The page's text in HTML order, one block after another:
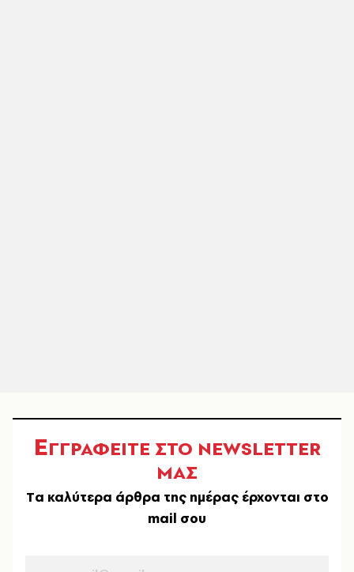
ΕΓΓΡΑΦΕΙΤΕ ΣΤΟ NEWSLETTER
ΜΑΣ
Tα καλύτερα άρθρα της ημέρας έρχονται στο
mail σου